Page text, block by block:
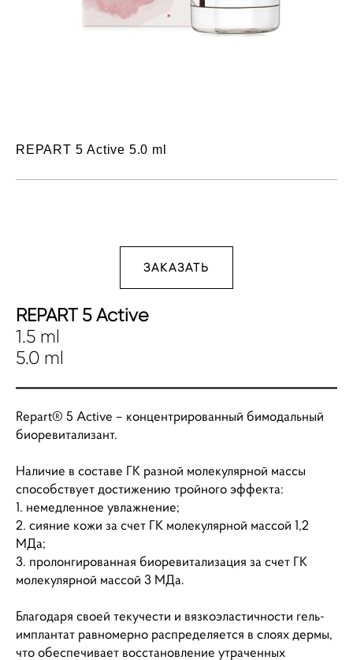
REPART 5 Active 5.0 ml
ЗАКАЗАТЬ
REPART 5 Active
1.5 ml
5.0 ml
Repart® 5 Active – концентрированный бимодальный
биоревитализант.
Наличие в составе ГК разной молекулярной массы
способствует достижению тройного эффекта:
1. немедленное увлажнение;
2. сияние кожи за счет ГК молекулярной массой 1,2
МДа;
3. пролонгированная биоревитализация за счет ГК
молекулярной массой 3 МДа.
Благодаря своей текучести и вязкоэластичности гель-
имплантат равномерно распределяется в слоях дермы,
что обеспечивает восстановление утраченных